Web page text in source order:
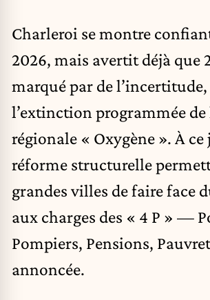
Charleroi se montre
2026, mais avertit déjà que
marqué par de l’incertitude,
l’extinction programmée de
régionale « Oxygène ». À
réforme structurelle
grandes villes de faire face
aux charges des « 4 P » —
Pompiers, Pensions,
annoncée.